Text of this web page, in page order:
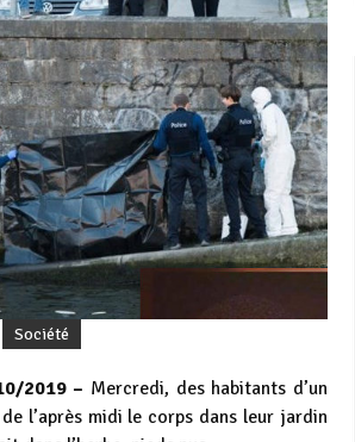
Société
2019 – Mercredi, des habitants d’un
l’après midi le corps dans leur jardin